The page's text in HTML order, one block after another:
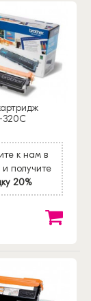
320C
к нам в
получите
20%